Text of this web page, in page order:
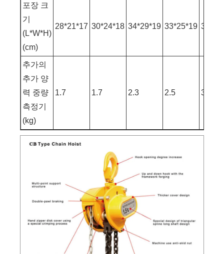
포장 크
기
(L*W*H)
(cm)
28*21*17 30*24*18 34*29*19 33*25*19
추가의
추가 양
력 중량
측정기
(kg)
1.7 1.7 2.3 2.5 3.7